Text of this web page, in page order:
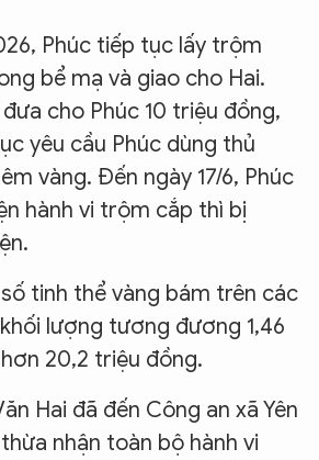
Phúc tiếp tục lấy trộm
bể mạ và giao cho Hai.
đưa cho Phúc 10 triệu đồng,
yêu cầu Phúc dùng thủ
vàng. Đến ngày 17/6, Phúc
hành vi trộm cắp thì bị
tinh thể vàng bám trên các
lượng tương đương 1,46
20,2 triệu đồng.
Hai đã đến Công an xã Yên
nhận toàn bộ hành vi